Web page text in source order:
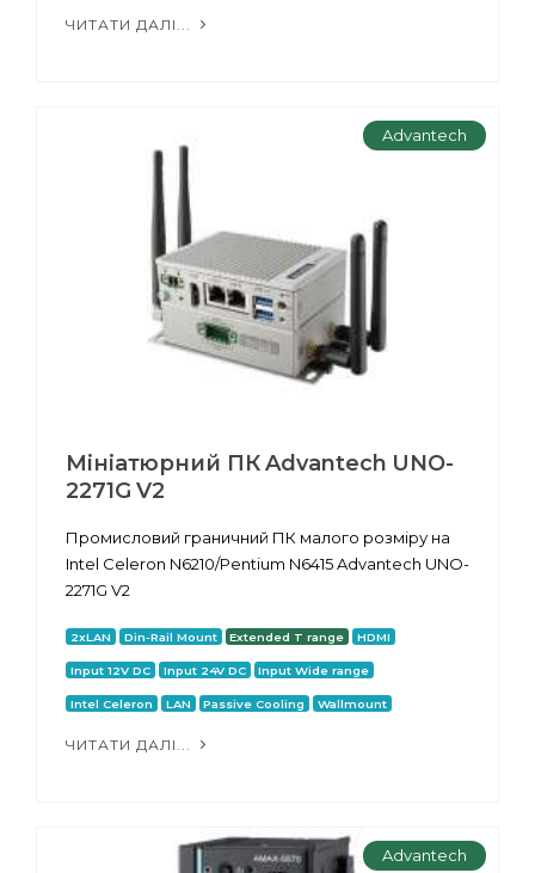
ЧИТАТИ ДАЛІ...
Advantech
Мініатюрний ПК Advantech UNO-
2271G V2
Промисловий граничний ПК малого розміру на
Intel Celeron N6210/Pentium N6415 Advantech UNO-
2271G V2
2xLAN Din-Rail Mount Extended T range HDMI
Input 12V DC Input 24V DC Input Wide range
Intel Celeron LAN Passive Cooling Wallmount
ЧИТАТИ ДАЛІ...
Advantech